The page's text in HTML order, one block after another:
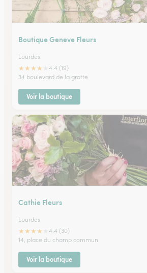
Boutique Geneve Fleurs
Lourdes
★★★★
4.4 (19)
34 boulevard de la grotte
Voir la boutique
Cathie Fleurs
Lourdes
★★★★
4.4 (30)
14, place du champ commun
Voir la boutique